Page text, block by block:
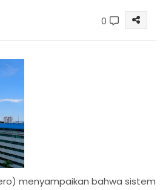
0
menyampaikan bahwa sistem